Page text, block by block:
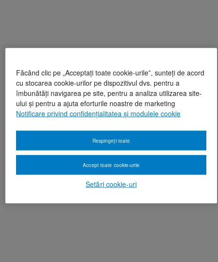
Făcând clic pe „Acceptați toate cookie-urile”, sunteți de acord
cu stocarea cookie-urilor pe dispozitivul dvs. pentru a
îmbunătăți navigarea pe site, pentru a analiza utilizarea site-
ului și pentru a ajuta eforturile noastre de marketing
Notificare privind confidențialitatea și modulele cookie
Setări cookie-uri
Respingeți toate
Accept toate cookie-urile